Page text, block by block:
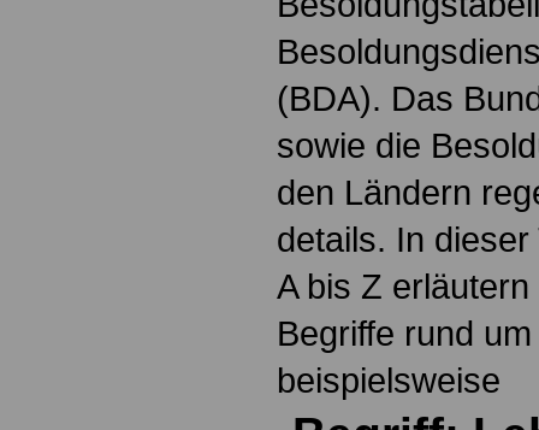
(BDA). Das
sowie die
den Ländern
details. In
A bis Z
Begriffe rund
beispielsweise